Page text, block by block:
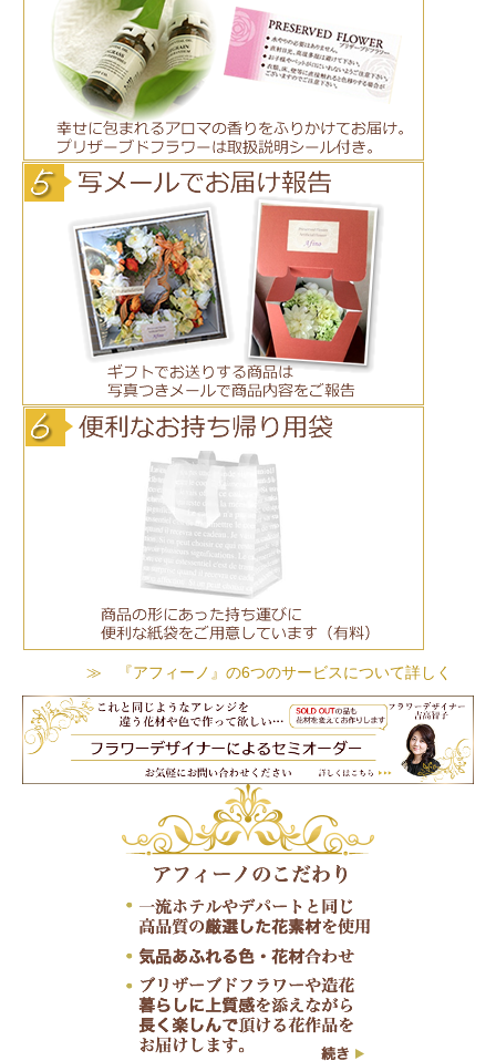
≫ 『アフィーノ』の6つのサービスについて詳しく